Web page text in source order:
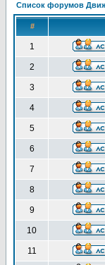
Список форумов
#
1
2
3
4
5
6
7
8
9
10
11